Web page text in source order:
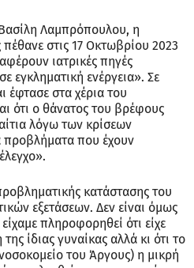
Λαμπρόπουλου, η
στις 17 Οκτωβρίου 2023
ιατρικές πηγές
εγκληματική ενέργεια». Σε
έφτασε στα χέρια του
ότι ο θάνατος του βρέφους
λόγω των κρίσεων
προβλήματα που έχουν
κατάστασης του
εξετάσεων. Δεν είναι όμως
πληροφορηθεί ότι είχε
ίδιας γυναίκας αλλά κι ότι το
του Άργους) η μικρή